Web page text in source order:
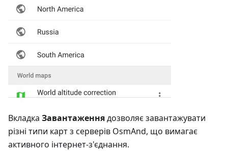
Вкладка Завантаженнядозволяє завантажувати
різні типи карт з серверів OsmAnd, що вимагає
активного інтернет-з'єднання.